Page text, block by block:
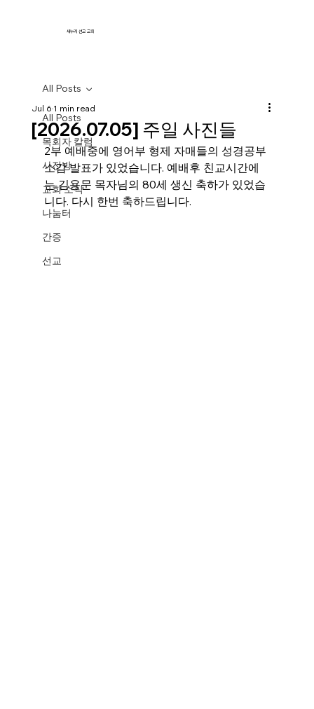
새누리 선교 교회
All Posts
목회자 칼럼
사진방
교회 소식
나눔터
간증
선교
All Posts
[2026.07.05] 주일 사진들
Jul 61 min read
2부 예배중에 영어부 형제 자매들의 성경공부
소감 발표가 있었습니다. 예배후 친교시간에
는 김용문 목자님의 80세 생신 축하가 있었습
니다. 다시 한번 축하드립니다.